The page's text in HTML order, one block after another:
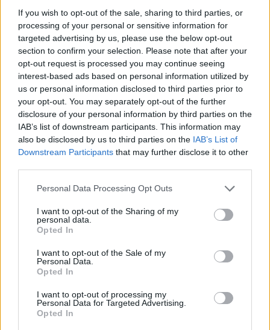
If you wish to opt-out of the sale, sharing to third parties, or
processing of your personal or sensitive information for
targeted advertising by us, please use the below opt-out
section to confirm your selection. Please note that after your
opt-out request is processed you may continue seeing
interest-based ads based on personal information utilized by
us or personal information disclosed to third parties prior to
your opt-out. You may separately opt-out of the further
disclosure of your personal information by third parties on the
IAB’s list of downstream participants. This information may
also be disclosed by us to third parties on the IAB’s List of
Downstream Participants that may further disclose it to other
Personal Data Processing Opt Outs
I want to opt-out of the Sharing of my
personal data.
Opted In
I want to opt-out of the Sale of my
Personal Data.
Opted In
I want to opt-out of processing my
Personal Data for Targeted Advertising.
Opted In
αξίζεις».
Απόψεις
Πολιτιστική στασιμότητα powered by AI:
Tο μέλλον μοιάζει ήδη βαρετό
20.05.26
Νέα έρευνα δείχνει πως όταν η τεχνητή νοημοσύνη τρέφεται
με δικό της περιεχόμενο, καταλήγει να παράγει όλο και πιο
άψυχο, προβλέψιμο και μέτριο υλικό. Με λίγα λόγια, το